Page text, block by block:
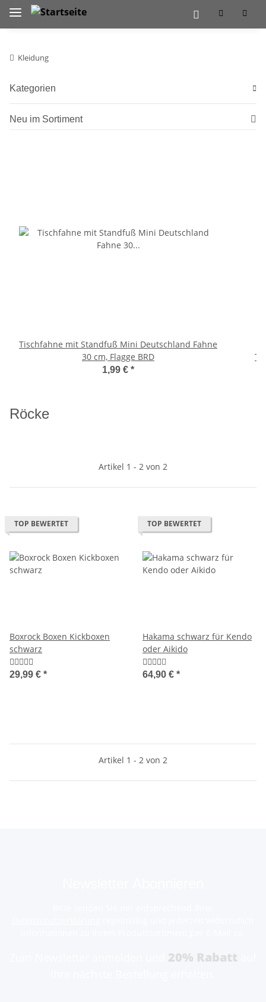
Kleidung
Röcke
Artikel 1 - 2 von 2
TOP BEWERTET
Boxrock Boxen Kickboxen
schwarz
29,99 € *
TOP BEWERTET
Hakama schwarz für Kendo
oder Aikido
64,90 € *
Artikel 1 - 2 von 2
Kategorien
Neu im Sortiment
Tischfahne mit Standfuß Mini Deutschland Fahne
30 cm, Flagge BRD
1,99 € *
20% Rabatt